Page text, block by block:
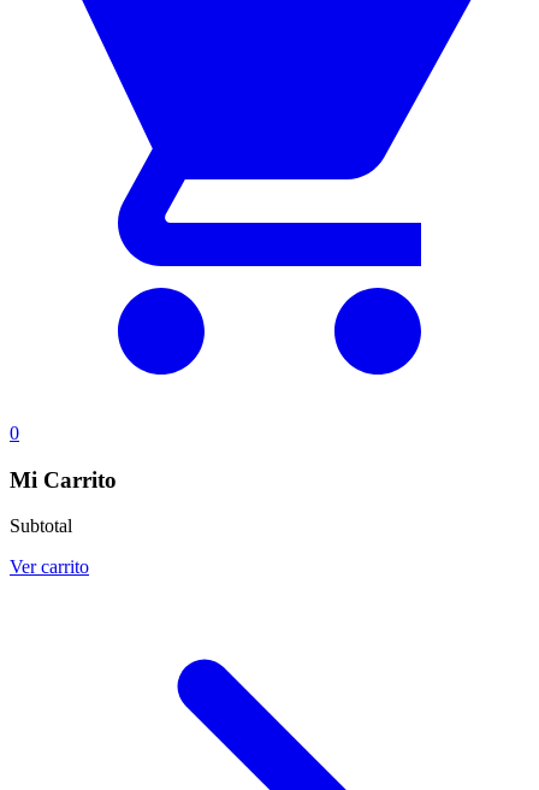
0
Mi Carrito
Subtotal
Ver carrito